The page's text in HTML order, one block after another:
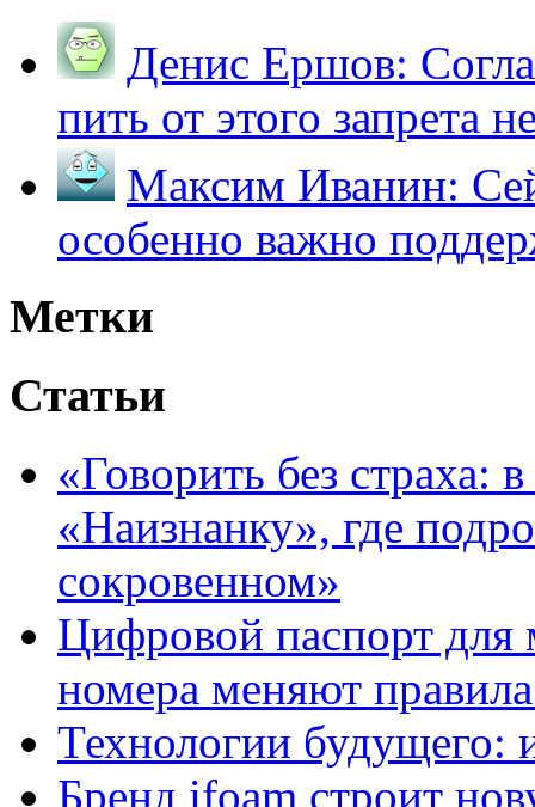
Денис Ершов:
пить от этого запрета
Максим Иванин:
особенно важно
Метки
Статьи
«Говорить без страха:
«Наизнанку», где
сокровенном»
Цифровой паспорт для
номера меняют
Технологии будущего:
Бренд ifoam строит